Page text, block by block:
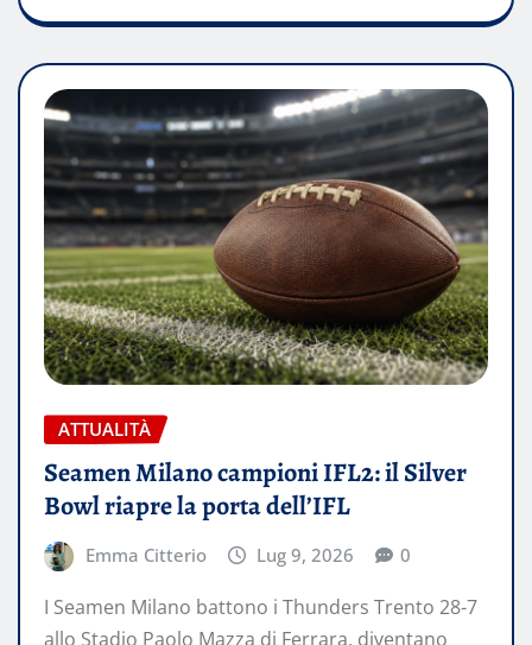
ATTUALITÀ
Seamen Milano campioni IFL2: il Silver
Bowl riapre la porta dell’IFL
Emma Citterio Lug 9, 2026 0
I Seamen Milano battono i Thunders Trento 28-7
allo Stadio Paolo Mazza di Ferrara, diventano